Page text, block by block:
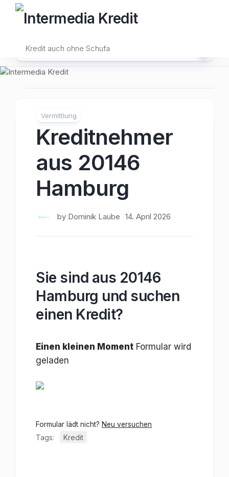
Kredit auch ohne Schufa
Vermittlung
Kreditnehmer
aus 20146
Hamburg
by Dominik Laube 14. April 2026
Sie sind aus 20146
Hamburg und suchen
einen Kredit?
Einen kleinen Moment Formular wird
geladen
Formular lädt nicht? Neu versuchen
Tags: Kredit